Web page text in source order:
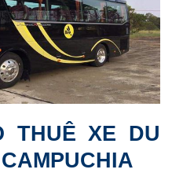
THUÊ XE DU